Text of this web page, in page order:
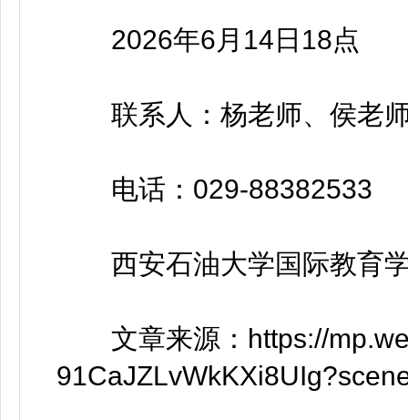
2026年6月14日18点
联系人：杨老师、侯老
电话：029-88382533
西安石油大学国际教育
文章来源：https://